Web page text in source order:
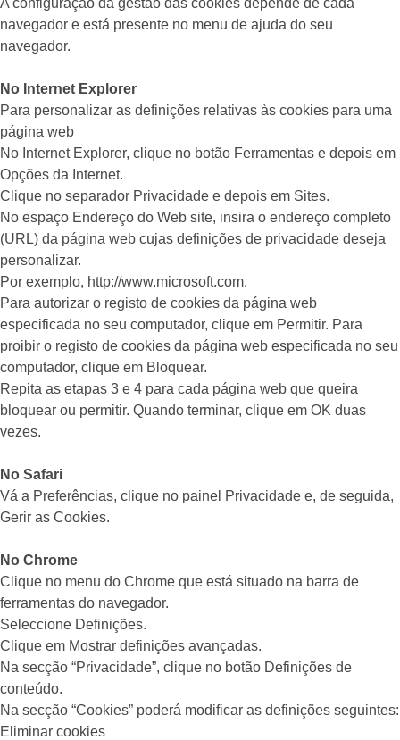
navegador e está presente no menu de ajuda do seu
navegador.
No Internet Explorer
Para personalizar as definições relativas às cookies para uma
página web
No Internet Explorer, clique no botão Ferramentas e depois em
Opções da Internet.
Clique no separador Privacidade e depois em Sites.
No espaço Endereço do Web site, insira o endereço completo
(URL) da página web cujas definições de privacidade deseja
personalizar.
Por exemplo, http://www.microsoft.com.
Para autorizar o registo de cookies da página web
especificada no seu computador, clique em Permitir. Para
proibir o registo de cookies da página web especificada no seu
computador, clique em Bloquear.
Repita as etapas 3 e 4 para cada página web que queira
bloquear ou permitir. Quando terminar, clique em OK duas
vezes.
No Safari
Vá a Preferências, clique no painel Privacidade e, de seguida,
Gerir as Cookies.
No Chrome
Clique no menu do Chrome que está situado na barra de
ferramentas do navegador.
Seleccione Definições.
Clique em Mostrar definições avançadas.
Na secção “Privacidade”, clique no botão Definições de
conteúdo.
Na secção “Cookies” poderá modificar as definições seguintes:
Eliminar cookies